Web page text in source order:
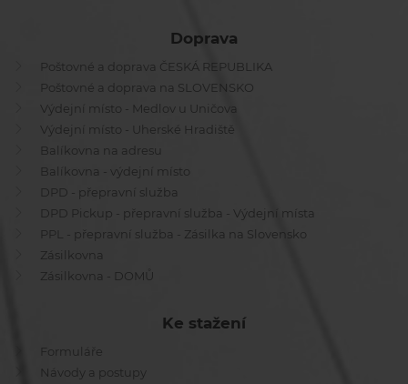
Doprava
Poštovné a doprava ČESKÁ REPUBLIKA
Poštovné a doprava na SLOVENSKO
Výdejní místo - Medlov u Uničova
Výdejní místo - Uherské Hradiště
Balíkovna na adresu
Balíkovna - výdejní místo
DPD - přepravní služba
DPD Pickup - přepravní služba - Výdejní místa
PPL - přepravní služba - Zásilka na Slovensko
Zásilkovna
Zásilkovna - DOMŮ
Ke stažení
Formuláře
Návody a postupy